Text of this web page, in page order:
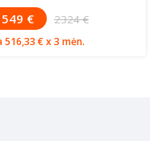
€ 2324 €
516,33 €x 3 mėn.